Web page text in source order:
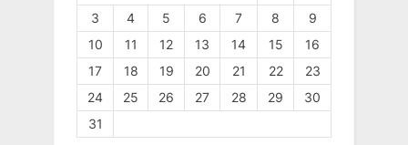
3
4 5 6 7 8
9
10
11 12 13 14 15
16
17
18 19 20 21 22
23
24
25 26 27 28 29
30
31